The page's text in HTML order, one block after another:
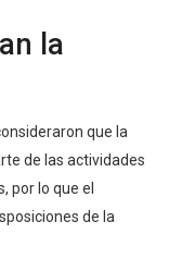
la
que la
de las actividades
por lo que el
de la